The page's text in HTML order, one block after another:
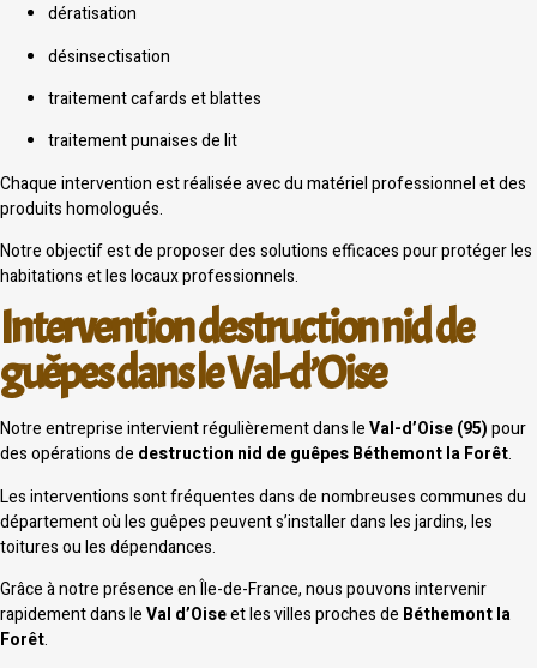
dératisation
désinsectisation
traitement cafards et blattes
traitement punaises de lit
Chaque intervention est réalisée avec du matériel professionnel et des
produits homologués.
Notre objectif est de proposer des solutions efficaces pour protéger les
habitations et les locaux professionnels.
Intervention destruction nid de
guêpes dans le Val-d’Oise
Notre entreprise intervient régulièrement dans leVal-d’Oise (95)pour
des opérations de destruction nid de guêpes Béthemont la Forêt.
Les interventions sont fréquentes dans de nombreuses communes du
département où les guêpes peuvent s’installer dans les jardins, les
toitures ou les dépendances.
Grâce à notre présence en Île-de-France, nous pouvons intervenir
rapidement dans leVal d’Oiseet les villes proches de Béthemont la
Forêt.